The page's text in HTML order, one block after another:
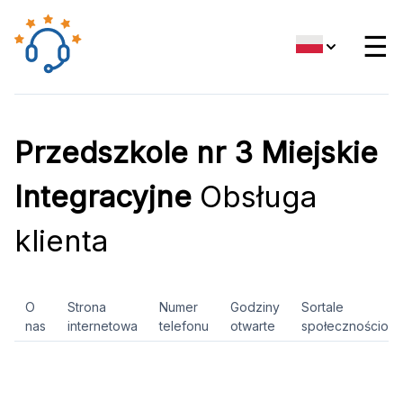
☰
Przedszkole nr 3 Miejskie
Integracyjne Obsługa
klienta
O
nas
Strona
internetowa
Numer
telefonu
Godziny
otwarte
Sortale